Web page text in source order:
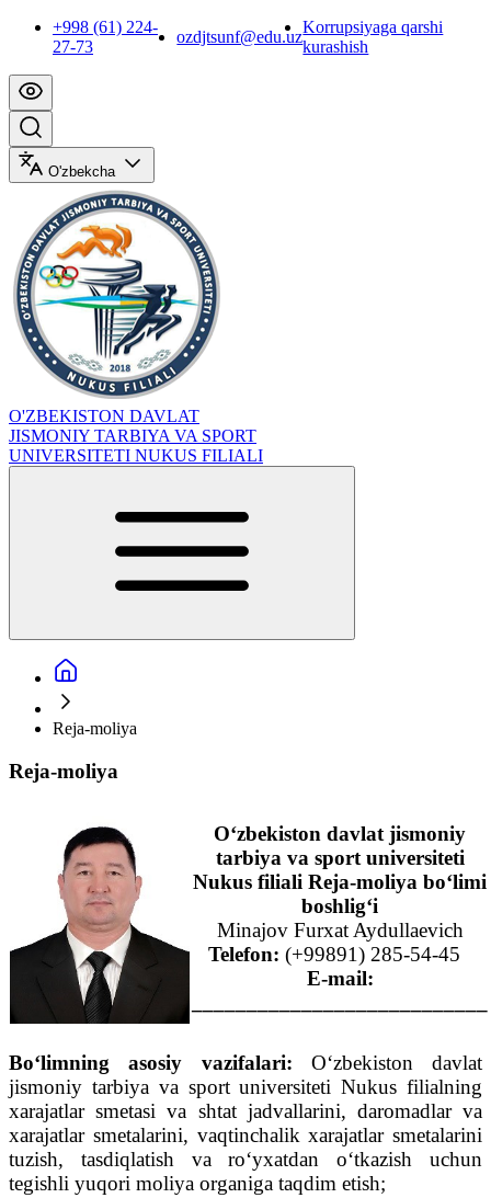
+998 (61) 224-
27-73
ozdjtsunf@edu.uz
Korrupsiyaga qarshi
kurashish
O'zbekcha
O'ZBEKISTON DAVLAT
JISMONIY TARBIYA VA SPORT
UNIVERSITETI NUKUS FILIALI
Reja-moliya
Reja-moliya
O‘zbekiston davlat jismoniy
tarbiya va sport universiteti
Nukus filiali Reja-moliya bo‘limi
boshlig‘i
Minajov Furxat Aydullaevich
Telefon: (+99891) 285-54-45
E-mail:
Bo‘limning asosiy vazifalari: O‘zbekiston davlat
jismoniy tarbiya va sport universiteti Nukus filialning
xarajatlar smetasi va shtat jadvallarini, daromadlar va
xarajatlar smetalarini, vaqtinchalik xarajatlar smetalarini
tuzish, tasdiqlatish va ro‘yxatdan o‘tkazish uchun
tegishli yuqori moliya organiga taqdim etish;